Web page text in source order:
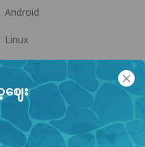
ေး
Android
Linux
Android TV
ပူးပေါင်းဆောင်ရွက်မှု
မိတ်ဖက်ဖြစ်ပါ